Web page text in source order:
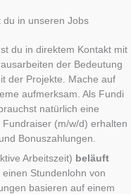
du in unseren Jobs
du in direktem Kontakt mit
der Bedeutung
der Projekte. Mache auf
aufmerksam. Als Fundi
natürlich eine
(m/w/d) erhalten
Bonuszahlungen.
Arbeitszeit) beläuft
einen Stundenlohn von
basieren auf einem